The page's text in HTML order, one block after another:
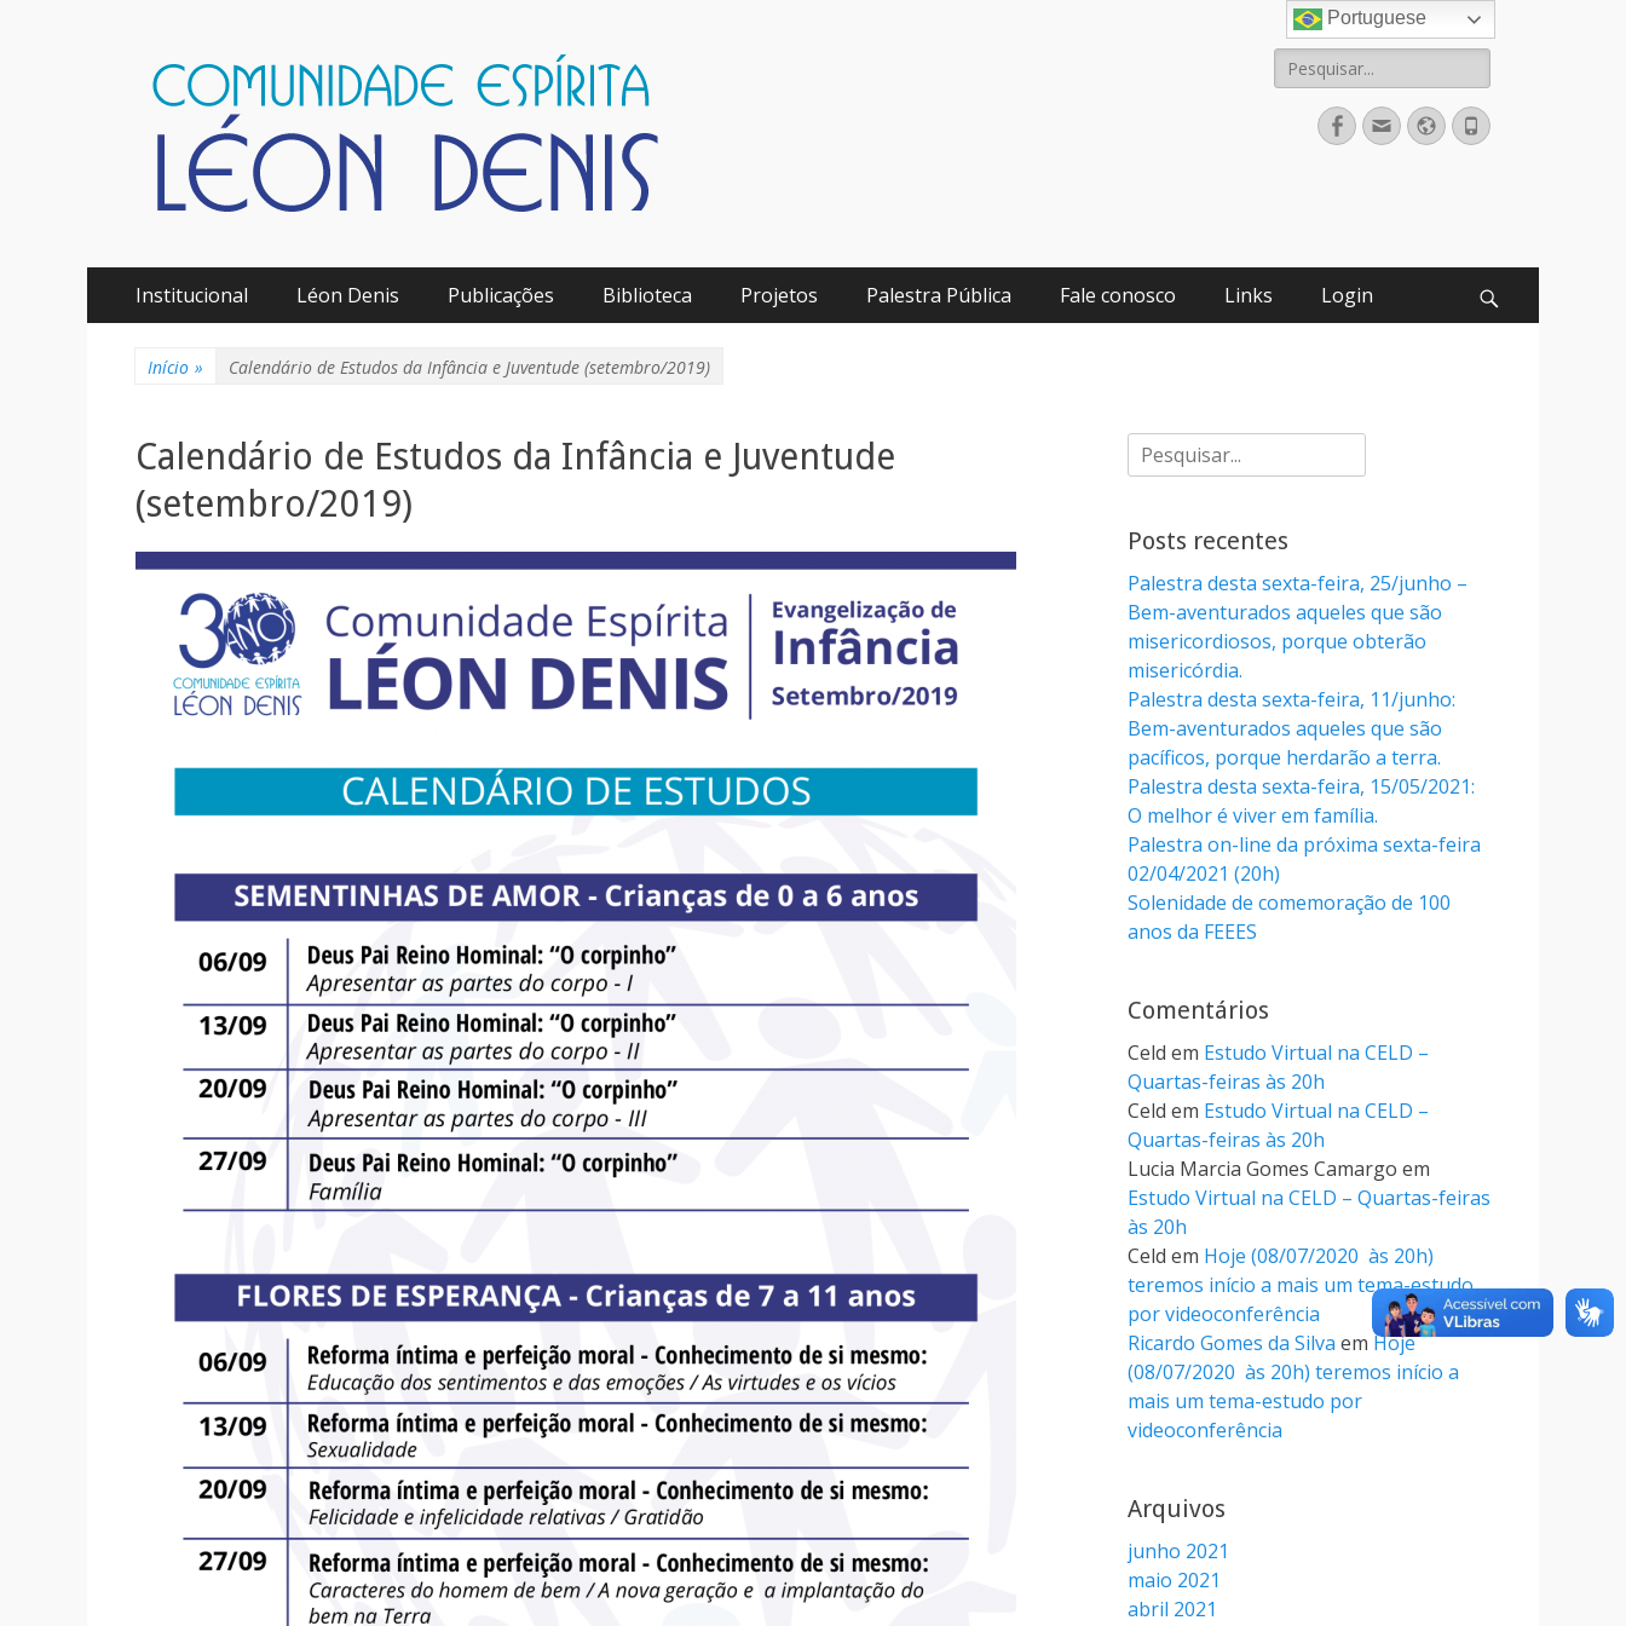
Comunidade Espírita Léon Denis
Pesquisar
por:
Facebook
EmailWebsiteFone
Menu
principal
para
conteúdo
Institucional Léon Denis Publicações Biblioteca Projetos Palestra Pública Fale conosco Links Login
Início » Calendário de Estudos da Infância e Juventude (setembro/2019)
Calendário de Estudos da Infância e Juventude
(setembro/2019)
Pesquisar
por:
Posts recentes
Palestra desta sexta-feira, 25/junho –
Bem-aventurados aqueles que são
misericordiosos, porque obterão
misericórdia.
Palestra desta sexta-feira, 11/junho:
Bem-aventurados aqueles que são
pacíficos, porque herdarão a terra.
Palestra desta sexta-feira, 15/05/2021:
O melhor é viver em família.
Palestra on-line da próxima sexta-feira
02/04/2021 (20h)
Solenidade de comemoração de 100
anos da FEEES
Comentários
Celd em Estudo Virtual na CELD –
Quartas-feiras às 20h
Celd em Estudo Virtual na CELD –
Quartas-feiras às 20h
Lucia Marcia Gomes Camargo em
Estudo Virtual na CELD – Quartas-feiras
às 20h
Celd em Hoje (08/07/2020 às 20h)
teremos início a mais um tema-estudo
por videoconferência
Ricardo Gomes da Silva em Hoje
(08/07/2020 às 20h) teremos início a
mais um tema-estudo por
videoconferência
Arquivos
junho 2021
maio 2021
abril 2021
Portuguese